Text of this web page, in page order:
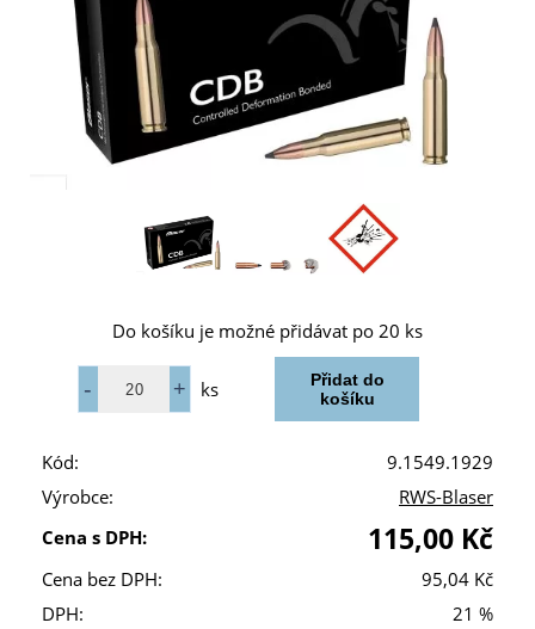
Do košíku je možné přidávat po 20 ks
ks
Kód:
9.1549.1929
Výrobce:
RWS-Blaser
Cena s DPH:
115,00 Kč
Cena bez DPH:
95,04 Kč
DPH:
21 %